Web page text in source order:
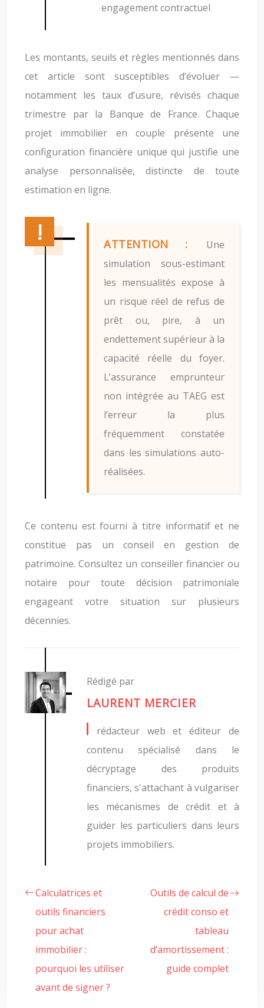
engagement contractuel
Les montants, seuils et règles mentionnés dans
cet article sont susceptibles d’évoluer —
notamment les taux d’usure, révisés chaque
trimestre par la Banque de France. Chaque
projet immobilier en couple présente une
configuration financière unique qui justifie une
analyse personnalisée, distincte de toute
estimation en ligne.
ATTENTION :
Une
simulation sous-estimant
les mensualités expose à
un risque réel de refus de
prêt ou, pire, à un
endettement supérieur à la
capacité réelle du foyer.
L’assurance emprunteur
non intégrée au TAEG est
l’erreur la plus
fréquemment constatée
dans les simulations auto-
réalisées.
Ce contenu est fourni à titre informatif et ne
constitue pas un conseil en gestion de
patrimoine. Consultez un conseiller financier ou
notaire pour toute décision patrimoniale
engageant votre situation sur plusieurs
décennies.
Rédigé par
LAURENT MERCIER
, rédacteur web et éditeur de
contenu spécialisé dans le
décryptage des produits
financiers, s'attachant à vulgariser
les mécanismes de crédit et à
guider les particuliers dans leurs
projets immobiliers.
Calculatrices et
outils financiers
pour achat
immobilier :
pourquoi les utiliser
avant de signer ?
Outils de calcul de
crédit conso et
tableau
d’amortissement :
guide complet